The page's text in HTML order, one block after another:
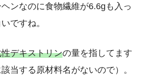
ンなのに食物繊維が6.6gも入っ
ですね。
デキストリンの量を指してます
当する原材料名がないので）。